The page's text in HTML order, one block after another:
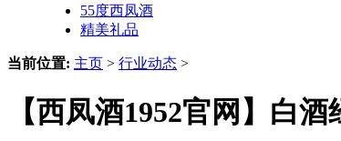
55度西凤酒
精美礼品
当前位置: 主页 > 行业动态 >
【西凤酒1952官网】白